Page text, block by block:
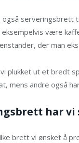
også serveringsbrett
være
der man
plukket ut et bredt
mens andre også
har vi
brett vi ønsket å